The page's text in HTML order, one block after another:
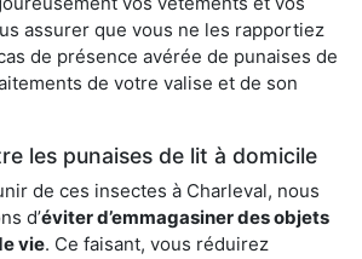
assurer que vous ne les rapportiez
de présence avérée de punaises de
de votre valise et de son
les punaises de lit à domicile
de ces insectes à Charleval, nous
d’éviter d’emmagasiner des objets
vie. Ce faisant, vous réduirez